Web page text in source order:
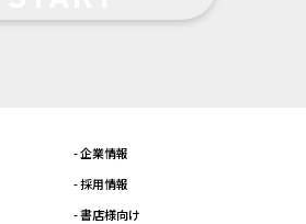
- 企業情報
- 採用情報
- 書店様向け